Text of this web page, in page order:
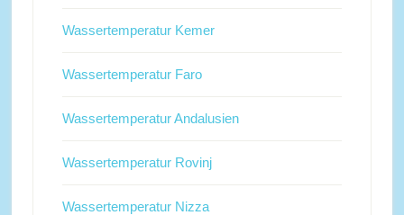
Wassertemperatur Kemer
Wassertemperatur Faro
Wassertemperatur Andalusien
Wassertemperatur Rovinj
Wassertemperatur Nizza